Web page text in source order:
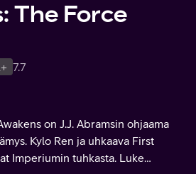
The Force
7.7
on J.J. Abramsin ohjaama
Kylo Ren ja uhkaava First
Imperiumin tuhkasta. Luke